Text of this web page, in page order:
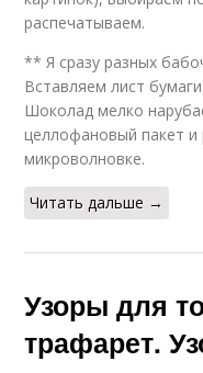
распечатываем.
** Я сразу разных
Вставляем лист
Шоколад мелко
целлофановый пакет
микроволновке.
Читать дальше →
Узоры для
трафарет.